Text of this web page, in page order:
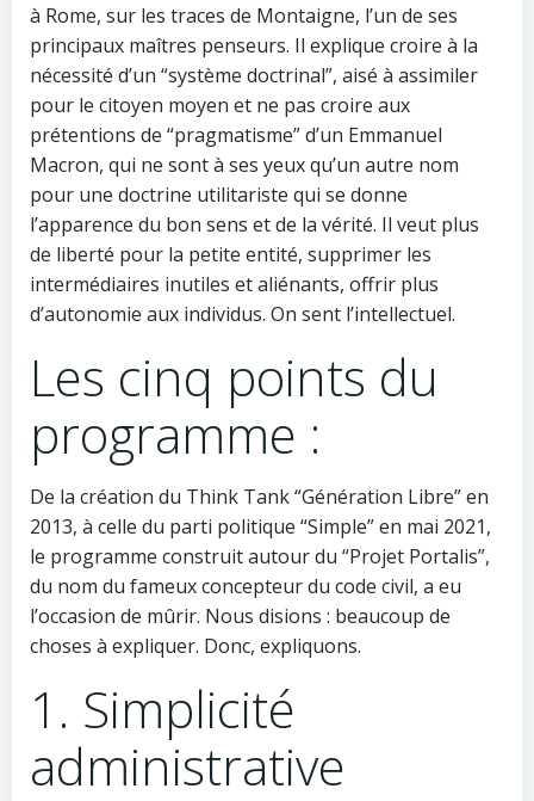
à Rome, sur les traces de Montaigne, l’un de ses
principaux maîtres penseurs. Il explique croire à la
nécessité d’un “système doctrinal”, aisé à assimiler
pour le citoyen moyen et ne pas croire aux
prétentions de “pragmatisme” d’un Emmanuel
Macron, qui ne sont à ses yeux qu’un autre nom
pour une doctrine utilitariste qui se donne
l’apparence du bon sens et de la vérité. Il veut plus
de liberté pour la petite entité, supprimer les
intermédiaires inutiles et aliénants, offrir plus
d’autonomie aux individus. On sent l’intellectuel.
Les cinq points du
programme :
De la création du Think Tank “Génération Libre” en
2013, à celle du parti politique “Simple” en mai 2021,
le programme construit autour du “Projet Portalis”,
du nom du fameux concepteur du code civil, a eu
l’occasion de mûrir. Nous disions : beaucoup de
choses à expliquer. Donc, expliquons.
1. Simplicité
administrative